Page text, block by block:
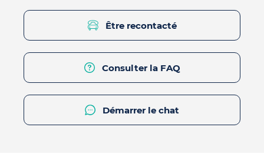
Être recontacté
Consulter la FAQ
Démarrer le chat